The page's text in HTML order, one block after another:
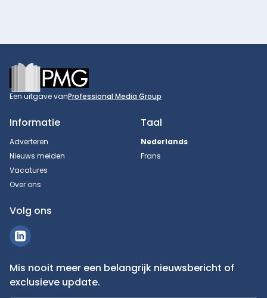
Footer
Een uitgave vanProfessional Media Group
Informatie
Adverteren
Nieuws melden
Vacatures
Over ons
Taal
Nederlands
Frans
Volg ons
Mis nooit meer een belangrijk nieuwsbericht of
exclusieve update.